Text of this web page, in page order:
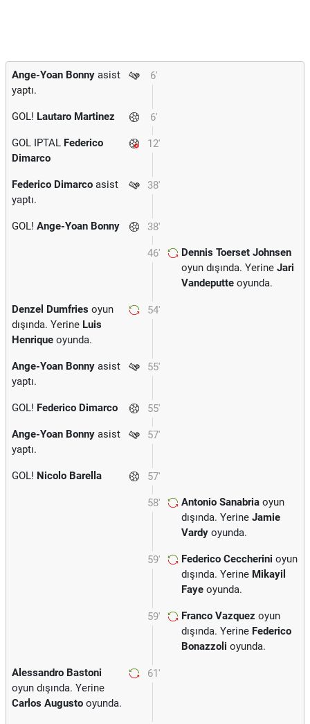
6'
Ange-Yoan Bonny asist
yaptı.
6'
GOL! Lautaro Martinez
12'
GOL IPTAL Federico
Dimarco
38'
Federico Dimarco asist
yaptı.
38'
GOL! Ange-Yoan Bonny
46'
Dennis Toerset Johnsen
oyun dışında. Yerine Jari
Vandeputte oyunda.
54'
Denzel Dumfries oyun
dışında. Yerine Luis
Henrique oyunda.
55'
Ange-Yoan Bonny asist
yaptı.
55'
GOL! Federico Dimarco
57'
Ange-Yoan Bonny asist
yaptı.
57'
GOL! Nicolo Barella
58' Antonio Sanabria oyun
dışında. Yerine Jamie
Vardy oyunda.
59' Federico Ceccherini oyun
dışında. Yerine Mikayil
Faye oyunda.
59' Franco Vazquez oyun
dışında. Yerine Federico
Bonazzoli oyunda.
61'
Alessandro Bastoni
oyun dışında. Yerine
Carlos Augusto oyunda.